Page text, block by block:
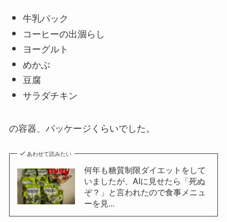
牛乳パック
コーヒーの出涸らし
ヨーグルト
めかぶ
豆腐
サラダチキン
の容器、パッケージくらいでした。
あわせて読みたい
何年も糖質制限ダイエットをして
いましたが、AIに見せたら「死ぬ
ぞ？」と言われたので食事メニュ
ーを見...